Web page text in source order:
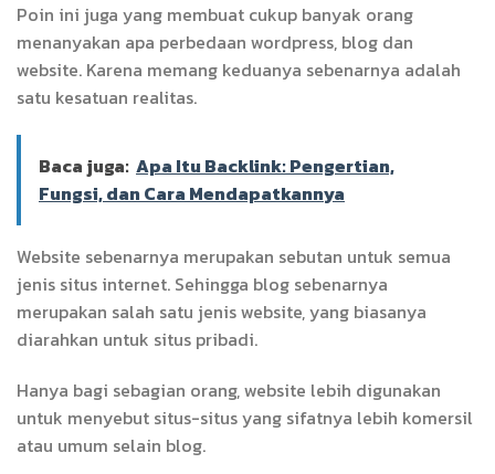
Poin ini juga yang membuat cukup banyak orang
menanyakan apa perbedaan wordpress, blog dan
website. Karena memang keduanya sebenarnya adalah
satu kesatuan realitas.
Baca juga: Apa Itu Backlink: Pengertian,
Fungsi, dan Cara Mendapatkannya
Website sebenarnya merupakan sebutan untuk semua
jenis situs internet. Sehingga blog sebenarnya
merupakan salah satu jenis website, yang biasanya
diarahkan untuk situs pribadi.
Hanya bagi sebagian orang, website lebih digunakan
untuk menyebut situs-situs yang sifatnya lebih komersil
atau umum selain blog.